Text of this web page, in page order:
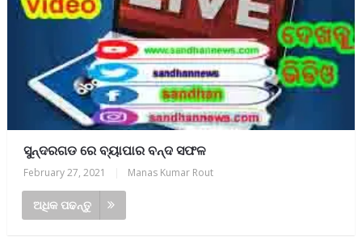
ସୁନ୍ଦରଗଡ ରେ ବ୍ୟାପାର ବନ୍ଦ ସଫଳ
February 27, 2021 Manas Kumar Rout
ଅଧିକ ପଢନ୍ତୁ